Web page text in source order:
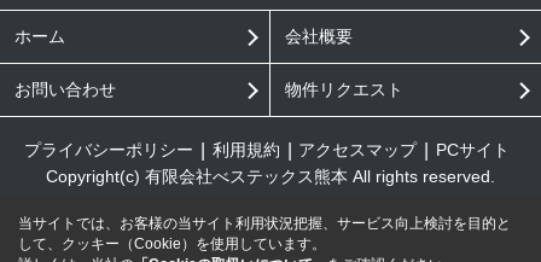
ホーム 会社概要
お問い合わせ 物件リクエスト
プライバシーポリシー 利用規約 アクセスマップ
PCサイト
Copyright(c) 有限会社べステックス熊本 All rights reserved.
当サイトでは、お客様の当サイト利用状況把握、サービス向上検討を目的と
して、クッキー（Cookie）を使用しています。